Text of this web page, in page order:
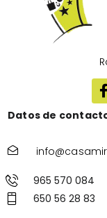
Datos de
965 570 084
650 56 28 83